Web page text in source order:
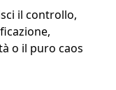
il controllo,
o il puro caos